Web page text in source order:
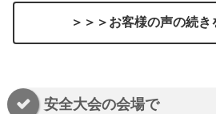
＞＞＞お客様の声の続き
安全大会の会場で